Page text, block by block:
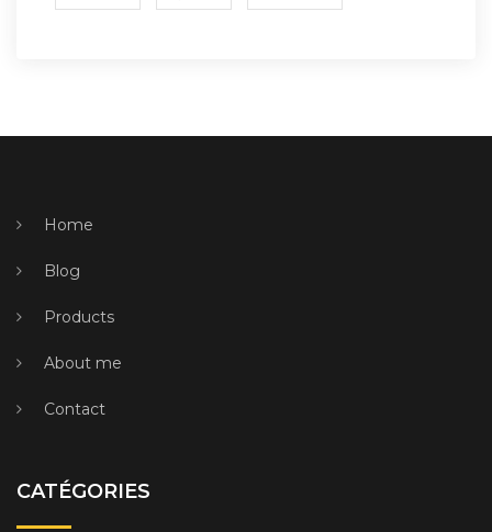
Home
Blog
Products
About me
Contact
CATÉGORIES